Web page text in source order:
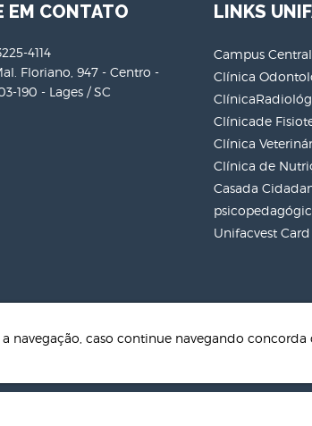
EM CONTATO
4114
Floriano, 947 - Centro -
190 - Lages / SC
LINKS
Campus
Clínica
Clínicade
Clínica
Clínica de
Casada
Unifacvest
navegação, caso continue navegando concorda